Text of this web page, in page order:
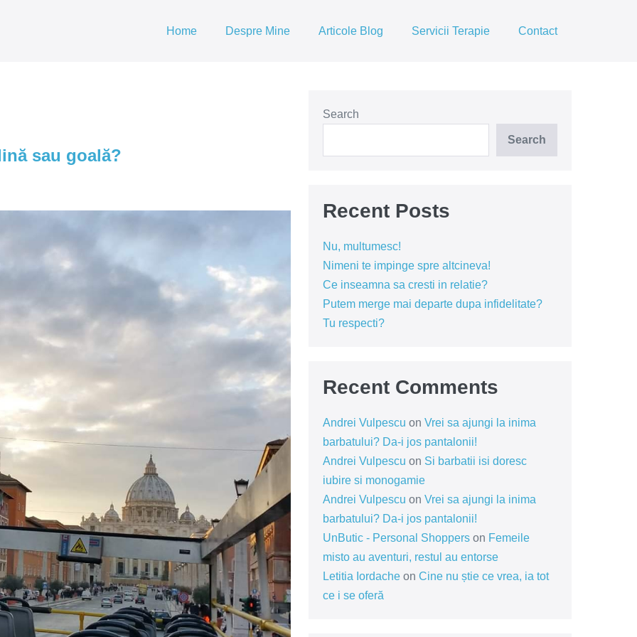
Home Despre Mine Articole Blog Servicii Terapie Contact
sau goală?
Search
Search
Recent Posts
Nu, multumesc!
Nimeni te impinge spre altcineva!
Ce inseamna sa cresti in relatie?
Putem merge mai departe dupa infidelitate?
Tu respecti?
Recent Comments
Andrei Vulpescu on Vrei sa ajungi la inima
barbatului? Da-i jos pantalonii!
Andrei Vulpescu on Si barbatii isi doresc
iubire si monogamie
Andrei Vulpescu on Vrei sa ajungi la inima
barbatului? Da-i jos pantalonii!
UnButic - Personal Shopperson Femeile
misto au aventuri, restul au entorse
Letitia Iordacheon Cine nu știe ce vrea, ia tot
ce i se oferă